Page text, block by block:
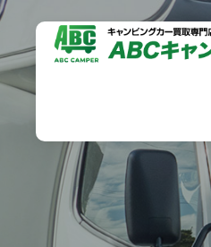
コ
テ
ン